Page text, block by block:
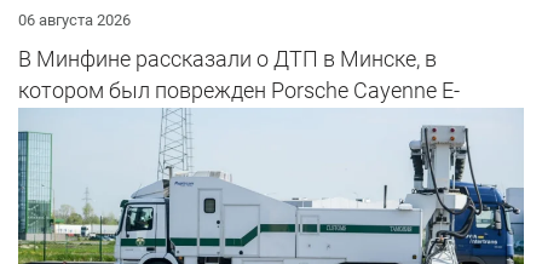
06 августа 2026
В Минфине рассказали о ДТП в Минске, в
котором был поврежден Porsche Cayenne E-